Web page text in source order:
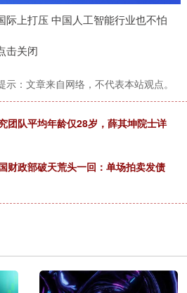
际上打压 中国人工智能行业也不怕
击关闭
示：文章来自网络，不代表本站观点。
团队平均年龄仅28岁，薛其坤院士详
财政部破天荒头一回：单场拍卖发债